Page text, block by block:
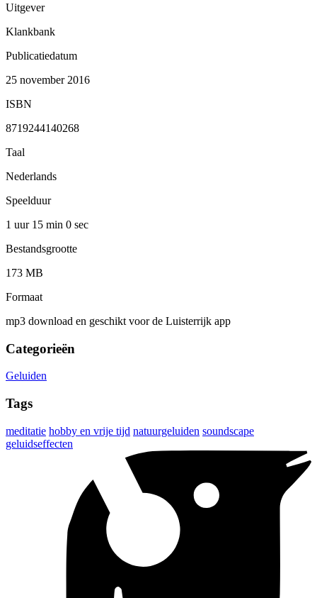
Uitgever
Klankbank
Publicatiedatum
25 november 2016
ISBN
8719244140268
Taal
Nederlands
Speelduur
1 uur 15 min 0 sec
Bestandsgrootte
173 MB
Formaat
mp3 download en geschikt voor de Luisterrijk app
Categorieën
Geluiden
Tags
meditatie hobby en vrije tijd natuurgeluiden soundscape
geluidseffecten